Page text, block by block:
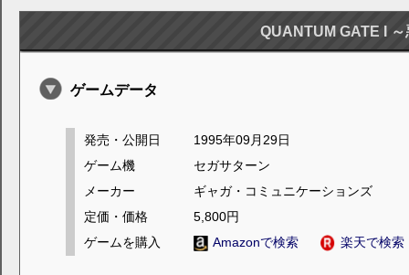
QUANTUM GATE I
ゲームデータ
発売・公開日
1995年09月29日
ゲーム機
セガサターン
メーカー
ギャガ・コミュニケーションズ
定価・価格
5,800円
ゲームを購入
Amazonで検索 楽天で検索